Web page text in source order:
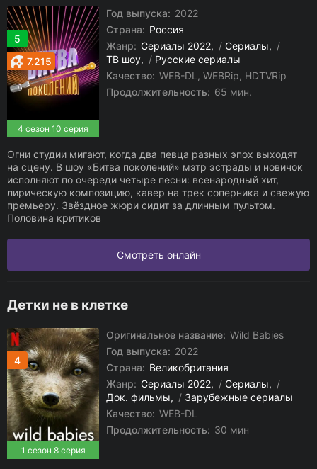
5
4 сезон 10 серия
7.215
Год выпуска: 2022
Страна: Россия
Жанр: Сериалы 2022 / Сериалы
/
ТВ шоу
/ Русские сериалы
Качество: WEB-DL, WEBRip, HDTVRip
Продолжительность: 65 мин.
Огни студии мигают, когда два певца разных эпох выходят
на сцену. В шоу «Битва поколений» мэтр эстрады и новичок
исполняют по очереди четыре песни: всенародный хит,
лирическую композицию, кавер на трек соперника и свежую
премьеру. Звёздное жюри сидит за длинным пультом.
Половина критиков
Смотреть онлайн
Детки не в клетке
4
1 сезон 8 серия
Оригинальное название: Wild Babies
Год выпуска: 2022
Страна: Великобритания
Жанр: Сериалы 2022 / Сериалы
/
Док. фильмы
/ Зарубежные сериалы
Качество: WEB-DL
Продолжительность: 30 мин